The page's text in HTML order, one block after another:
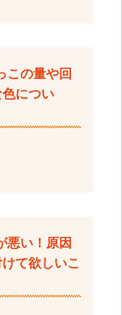
この量や回
につい
悪い！原因
て欲しいこ